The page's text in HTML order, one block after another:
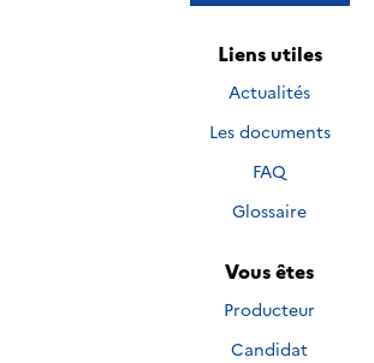
Liens utiles
Actualités
Les documents
FAQ
Glossaire
Vous êtes
Producteur
Candidat